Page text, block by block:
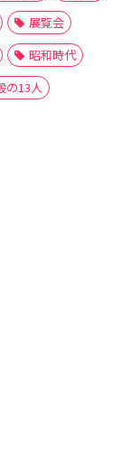
展覧会
昭和時代
の13人